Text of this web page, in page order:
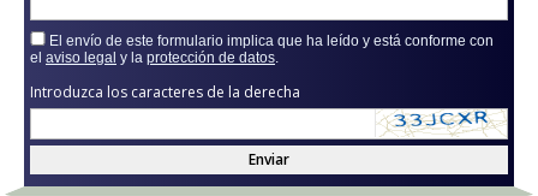
El envío de este formulario implica que ha leído y está conforme con
el aviso legal y la protección de datos
Introduzca los caracteres de la derecha
Enviar